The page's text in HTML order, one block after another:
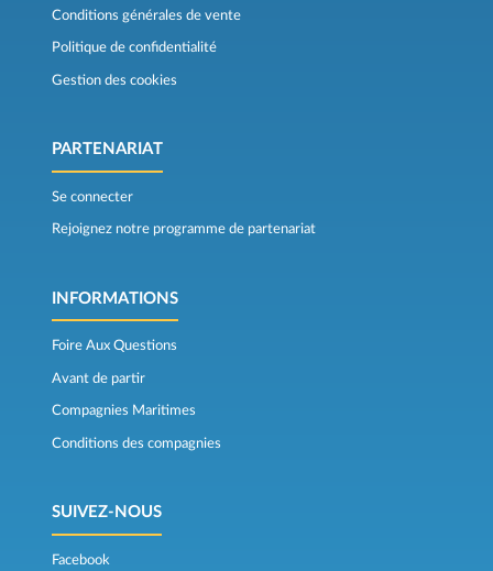
Conditions générales de vente
Politique de confidentialité
Gestion des cookies
PARTENARIAT
Se connecter
Rejoignez notre programme de partenariat
INFORMATIONS
Foire Aux Questions
Avant de partir
Compagnies Maritimes
Conditions des compagnies
SUIVEZ-NOUS
Facebook